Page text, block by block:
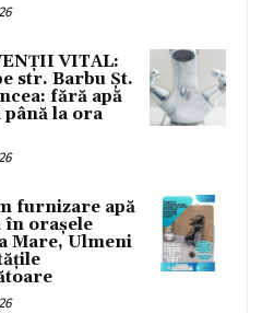
VITAL:
str. Barbu Șt.
fără apă
până la ora
furnizare apă
în orașele
Mare, Ulmeni